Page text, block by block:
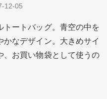
12-05
トートバッグ。青空の中を
なデザイン。大きめサイ
、お買い物袋として使うの